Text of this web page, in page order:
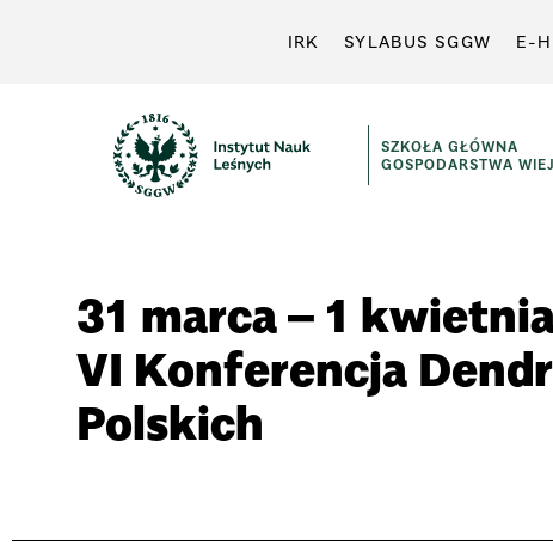
IRK SYLABUS SGGW E-
SZKOŁA GŁÓWNA
GOSPODARSTWA
31 marca – 1
VI Konferencja
Polskich